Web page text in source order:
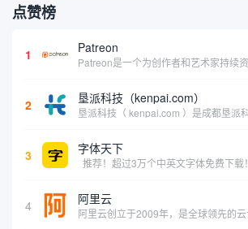
点赞榜
1 Patreon
2 垦派科技（kenpai.com）
3 字体天下
推荐！超过3万个中英文字体免费下载！
4 阿里云